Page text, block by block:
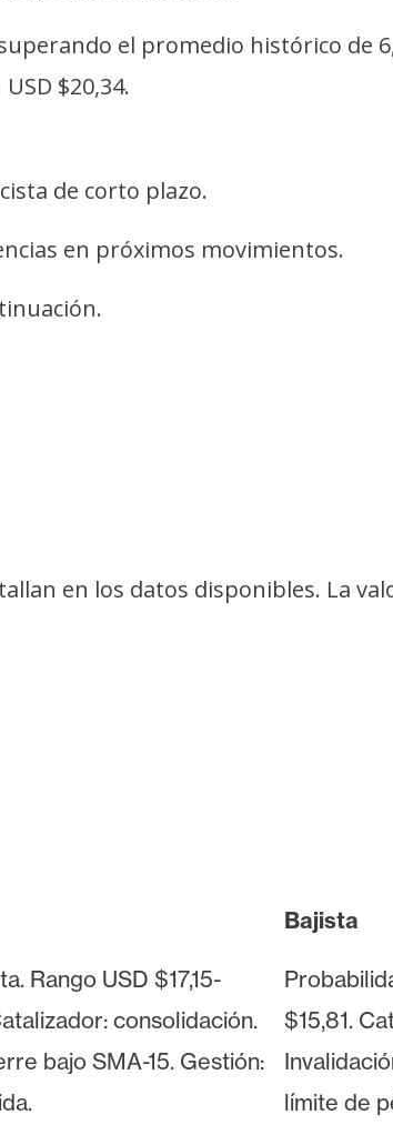
el promedio histórico de
$20,34.
de corto plazo.
en próximos movimientos.
en los datos disponibles. La
Bajista
Rango USD $17,15-
consolidación.
bajo SMA-15. Gestión:
$15,81.
límite de